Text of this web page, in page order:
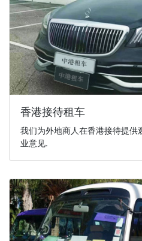
香港接待租车
我们为外地商人在香港接待提供
业意见.